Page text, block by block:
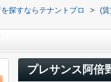
探すならテナントプロ > (
プレサンス阿倍